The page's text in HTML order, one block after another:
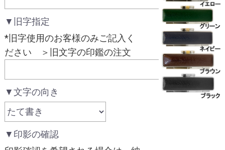
▼旧字指定
*旧字使用のお客様のみご記入く
ださい ＞旧文字の印鑑の注文
▼文字の向き
▼印影の確認